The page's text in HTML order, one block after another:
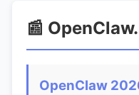
📰
OpenClaw